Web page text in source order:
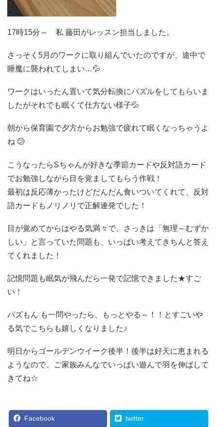
17時15分～ 私 藤田がレッスン担当しました。
さっそく5月のワークに取り組んでいたのですが、途中で
睡魔に襲われてしまい…💦
ワークはいったん置いて気分転換にパズルをしてもらいま
したがそれでも眠くて仕方ない様子💦
朝から保育園で夕方からお勉強で疲れて眠くなっちゃうよ
ね 😕
こうなったらSちゃんが好きな季節カードや反対語カード
でお勉強しながら目を覚ましてもらう作戦！
最初は反応薄かったけどだんだん食いついてくれて、反対
語カードもノリノリで正解連発でした！
目が覚めてからはやる気満々で、さっきは「無理～むずか
しい」と言っていた問題も、いっぱい考えてきちんと答え
てくれました！
記憶問題も眠気が飛んだら一発で記憶できました★すご
い！
パズもん も一問やったら、もっとやる～！！とすごいや
る気でこちらも嬉しくなりました♪
明日からゴールデンウイーク後半！後半は好天に恵まれる
ようなので、ご家族みんなでいっぱい遊んで羽を伸ばして
きてね☆
Facebook twitter